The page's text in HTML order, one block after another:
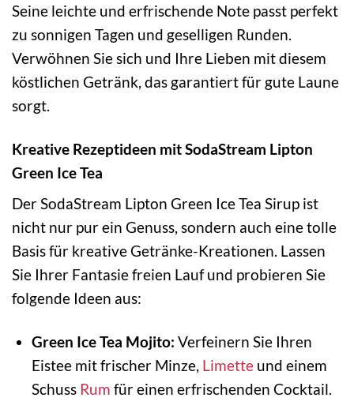
Seine leichte und erfrischende Note passt perfekt
zu sonnigen Tagen und geselligen Runden.
Verwöhnen Sie sich und Ihre Lieben mit diesem
köstlichen Getränk, das garantiert für gute Laune
sorgt.
Kreative Rezeptideen mit SodaStream Lipton
Green Ice Tea
Der SodaStream Lipton Green Ice Tea Sirup ist
nicht nur pur ein Genuss, sondern auch eine tolle
Basis für kreative Getränke-Kreationen. Lassen
Sie Ihrer Fantasie freien Lauf und probieren Sie
folgende Ideen aus:
Green Ice Tea Mojito: Verfeinern Sie Ihren
Eistee mit frischer Minze, Limetteund einem
Schuss Rum für einen erfrischenden Cocktail.